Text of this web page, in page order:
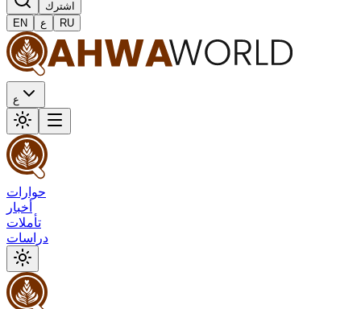
اشترك
EN
ع RU
ع
حوارات
أخبار
تأملات
دراسات